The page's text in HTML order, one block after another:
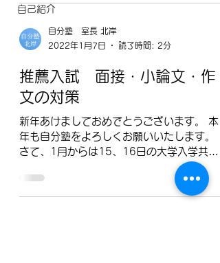
自己紹介
自分塾 室長 北岸
2022年1月7日
読了時間: 2分
推薦入試 面接・小論文・作
文の対策
新年あけましておめでとうございます。 本
年も自分塾をよろしくお願いいたします。
さて、1月からは15、16日の大学入学共通
テストを皮切りに、私立高校推薦入試、都立
高校推薦入試と大きな出来事が待っていま
す。推薦入試に関しては、個人で対応できる